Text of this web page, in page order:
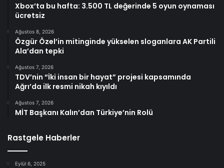
Xbox’ta bu hafta: 3.500 TL değerinde 5 oyun oynaması
ücretsiz
Ağustos 8, 2026
Özgür Özel’in mitinginde yükselen sloganlara AK Partili
Ala’dan tepki
Ağustos 7, 2026
TDV’nin “İki insan bir hayat” projesi kapsamında
Ağrı’da ilk resmi nikah kıyıldı
Ağustos 7, 2026
MİT Başkanı Kalın’dan Türkiye’nin Rolü
Rastgele Haberler
Eylül 6, 2025